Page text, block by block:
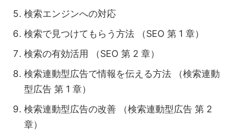
検索エンジンへの対応
検索で見つけてもらう方法 （SEO 第 1 章）
検索の有効活用 （SEO 第 2 章）
検索連動型広告で情報を伝える方法 （検索連動
型広告 第 1 章）
検索連動型広告の改善 （検索連動型広告 第 2
章）